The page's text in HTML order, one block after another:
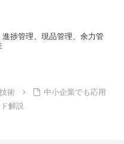
進捗管理、現品管理、余力管
術
中小企業でも応用
解説